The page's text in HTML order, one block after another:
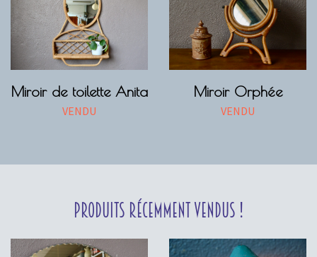
Miroir de toilette Anita
VENDU
Miroir Orphée
VENDU
Produits récemment vendus !